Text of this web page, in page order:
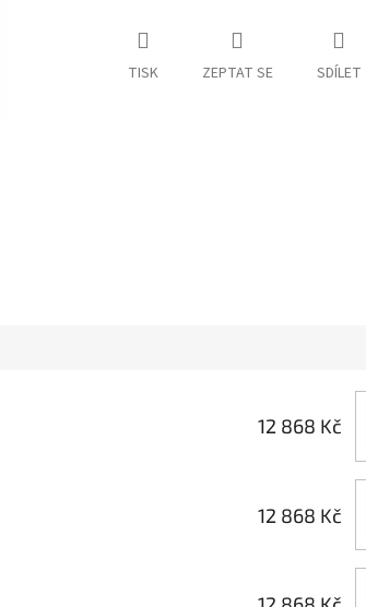
TISK ZEPTAT SE SDÍLET
12 868 Kč
12 868 Kč